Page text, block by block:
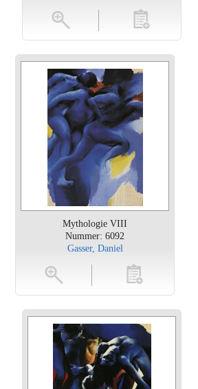
toevoegen
Mythologie VIII
Nummer: 6092
Gasser, Daniel
toevoegen